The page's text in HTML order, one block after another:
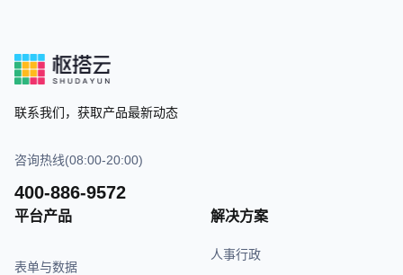
联系我们，获取产品最新动态
咨询热线(08:00-20:00)
400-886-9572
平台产品
表单与数据
解决方案
人事行政